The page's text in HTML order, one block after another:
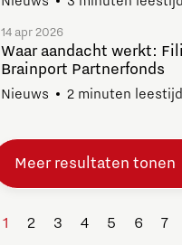
14 apr 2026
Waar aandacht werkt:
Brainport Partnerfonds
Nieuws 2 minuten leestijd
Meer resultaten tonen
1 2 3 4 5 6 7